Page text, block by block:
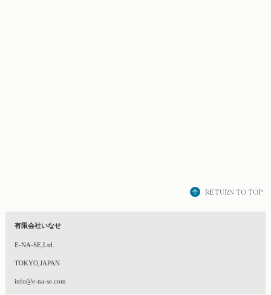
有限会社いなせ
E-NA-SE,Ltd.
TOKYO,JAPAN
info@e-na-se.com